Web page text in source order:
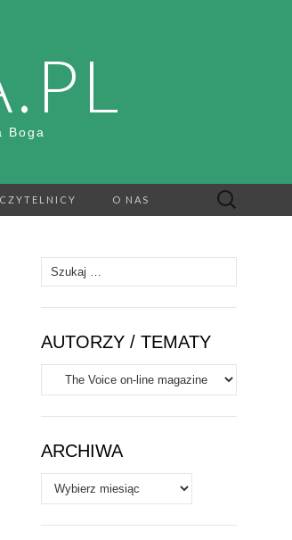
Boga
CZYTELNICY O NAS Szukaj:
Szukaj:
AUTORZY / TEMATY
Autorzy
/
Tematy
ARCHIWA
Archiwa